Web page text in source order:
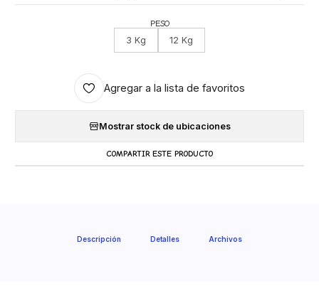
PESO
3 Kg 12 Kg
Agregar a la lista de favoritos
Mostrar stock de ubicaciones
COMPARTIR ESTE PRODUCTO
Descripción Detalles Archivos